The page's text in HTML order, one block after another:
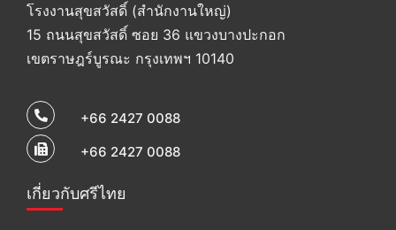
โรงงานสุขสวัสดิ์ (สำนักงานใหญ่)
15 ถนนสุขสวัสดิ์ ซอย 36 แขวงบางปะกอก
เขตราษฎร์บูรณะ กรุงเทพฯ 10140
+66 2427 0088
+66 2427 0088
เกี่ยวกับศรีไทย